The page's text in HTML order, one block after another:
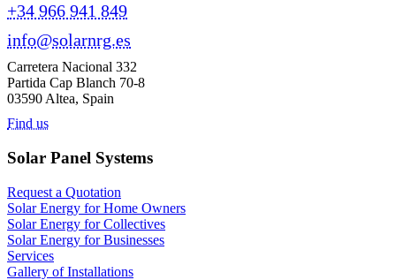
+34 966 941 849
info@solarnrg.es
Carretera Nacional 332
Partida Cap Blanch 70-8
03590 Altea, Spain
Find us
Solar Panel Systems
Request a Quotation
Solar Energy for Home Owners
Solar Energy for Collectives
Solar Energy for Businesses
Services
Gallery of Installations